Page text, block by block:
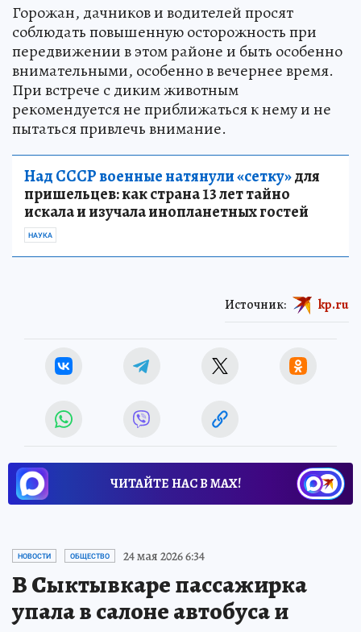
Горожан, дачников и водителей просят
соблюдать повышенную осторожность при
передвижении в этом районе и быть особенно
внимательными, особенно в вечернее время.
При встрече с диким животным
рекомендуется не приближаться к нему и не
пытаться привлечь внимание.
Над СССР военные натянули «сетку»для
пришельцев: как страна 13 лет тайно
искала и изучала инопланетных гостей
НАУКА
Источник: kp.ru
ЧИТАЙТЕ НАС В МАХ!
НОВОСТИ ОБЩЕСТВО 24 мая 2026 6:34
В Сыктывкаре пассажирка
упала в салоне автобуса и